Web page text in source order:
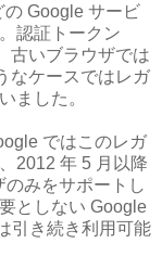
Google サービ
認証トークン
古いブラウザでは
なケースではレガ
ました。
ではこのレガ
2012 年 5 月以降
みをサポートし
としない Google
引き続き利用可能